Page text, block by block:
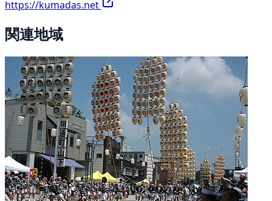
https://kumadas.net
関連地域